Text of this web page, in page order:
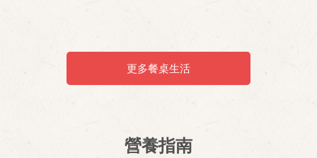
更多餐桌生活
營養指南